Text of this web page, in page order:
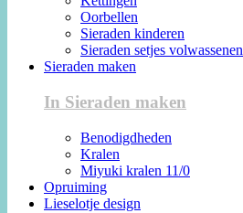
Oorbellen
Sieraden kinderen
Sieraden setjes volwassenen
Sieraden maken
In Sieraden maken
Benodigdheden
Kralen
Miyuki kralen 11/0
Opruiming
Lieselotje design